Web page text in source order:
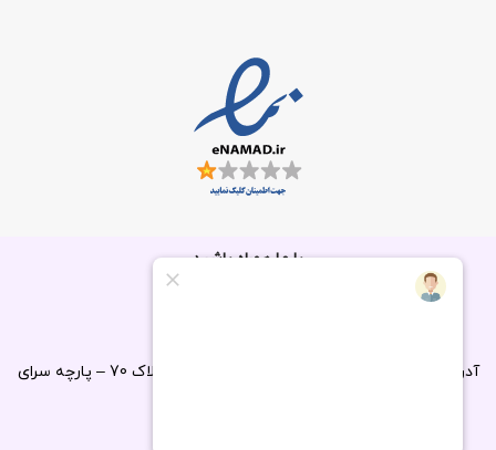
با ما همراه باشید
آدرس : شیراز – روبروی باغ دلگشا مجتمع دلگشا پلاک 70 – پارچه سرای